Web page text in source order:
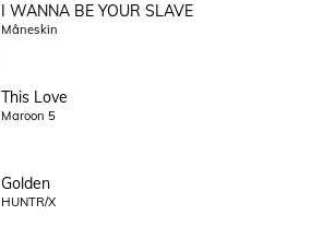
I WANNA BE YOUR SLAVE
Måneskin
This Love
Maroon 5
Golden
HUNTR/X